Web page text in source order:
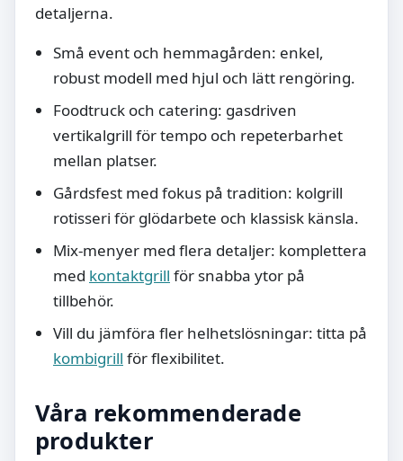
detaljerna.
Små event och hemmagården: enkel,
robust modell med hjul och lätt rengöring.
Foodtruck och catering: gasdriven
vertikalgrill för tempo och repeterbarhet
mellan platser.
Gårdsfest med fokus på tradition: kolgrill
rotisseri för glödarbete och klassisk känsla.
Mix-menyer med flera detaljer: komplettera
med kontaktgrill för snabba ytor på
tillbehör.
Vill du jämföra fler helhetslösningar: titta på
kombigrill för flexibilitet.
Våra rekommenderade
produkter